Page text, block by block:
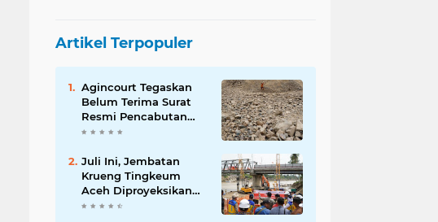
Artikel Terpopuler
Agincourt Tegaskan
Belum Terima Surat
Resmi Pencabutan
Izin Tambang Emas
Juli Ini, Jembatan
Krueng Tingkeum
Aceh Diproyeksikan
Tuntas